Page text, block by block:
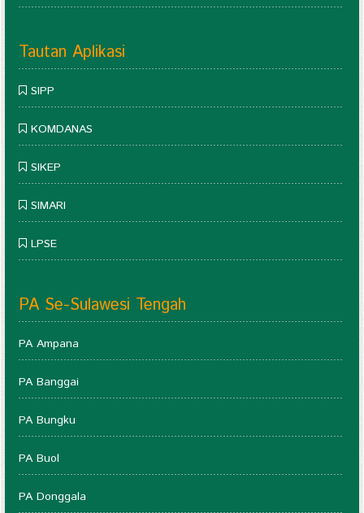
Tautan Aplikasi
SIPP
KOMDANAS
SIKEP
SIMARI
LPSE
PA Se-Sulawesi Tengah
PA Ampana
PA Banggai
PA Bungku
PA Buol
PA Donggala